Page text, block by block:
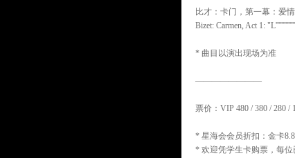
比才：卡门，第一幕：爱
Bizet: Carmen, Act 1:
* 曲目以演出现场为准
————————
票价：VIP 480 / 380 / 280 /
* 星海会会员折扣：金卡
* 欢迎凭学生卡购票，每